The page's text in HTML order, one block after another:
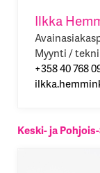
Ilkka
Myynti /
+358 40 768
Keski- ja